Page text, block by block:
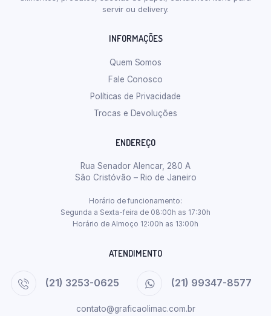
servir ou delivery.
INFORMAÇÕES
Quem Somos
Fale Conosco
Políticas de Privacidade
Trocas e Devoluções
ENDEREÇO
Rua Senador Alencar, 280 A
São Cristóvão – Rio de Janeiro
Horário de funcionamento:
Segunda a Sexta-feira de 08:00h as 17:30h
Horário de Almoço 12:00h as 13:00h
ATENDIMENTO
(21) 3253-0625 (21) 99347-8577
contato@graficaolimac.com.br